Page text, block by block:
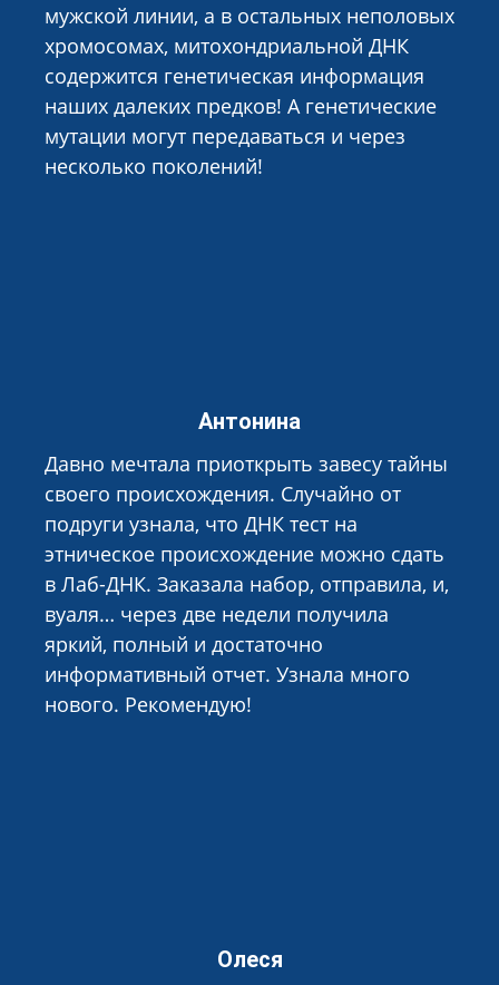
мужской линии, а в остальных неполовых
хромосомах, митохондриальной ДНК
содержится генетическая информация
наших далеких предков! А генетические
мутации могут передаваться и через
несколько поколений!
Антонина
Давно мечтала приоткрыть завесу тайны
своего происхождения. Случайно от
подруги узнала, что ДНК тест на
этническое происхождение можно сдать
в Лаб-ДНК. Заказала набор, отправила, и,
вуаля… через две недели получила
яркий, полный и достаточно
информативный отчет. Узнала много
нового. Рекомендую!
Олеся